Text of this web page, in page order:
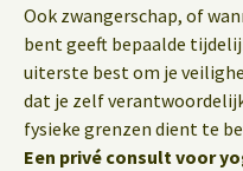
Ook zwangerschap, of
bent geeft bepaalde
uiterste best om je
dat je zelf
fysieke grenzen dient te
Een privé consult voor